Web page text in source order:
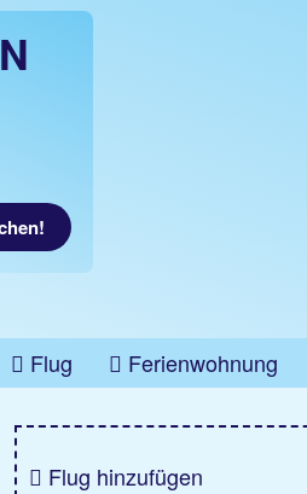
Flug Ferienwohnung
Flug hinzufügen